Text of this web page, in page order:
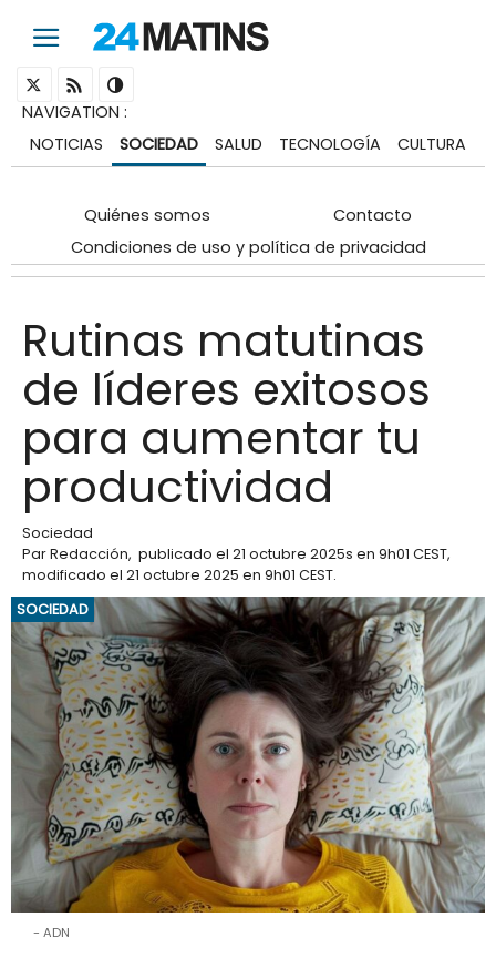
NAVIGATION :
NOTICIAS
SOCIEDAD SALUD TECNOLOGÍA CULTURA
Quiénes somos
Contacto
Condiciones de uso y política de privacidad
Rutinas matutinas
de líderes exitosos
para aumentar tu
productividad
Sociedad
ParRedacción, publicado el 21 octubre 2025s en 9h01 CEST,
modificado el 21 octubre 2025 en 9h01 CEST.
SOCIEDAD
ADN